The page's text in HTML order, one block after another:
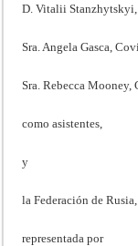
D. Vitalii
Sra. Angela Gasca,
Sra. Rebecca
como asistentes,
y
la Federación de Rusia,
representada por